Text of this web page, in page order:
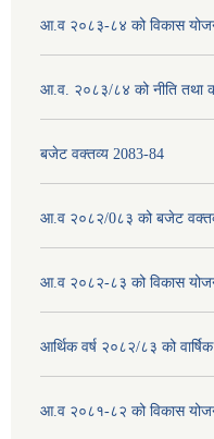
आ.व २०८३-८४ को विकास
आ.व. २०८३/८४ को नीति तथा
बजेट वक्तव्य 2083-84
आ.व २०८२/0८३ को बजेट
आ.व २०८२-८३ को विकास
आर्थिक वर्ष २०८२/८३ को
आ.व २०८१-८२ को विकास